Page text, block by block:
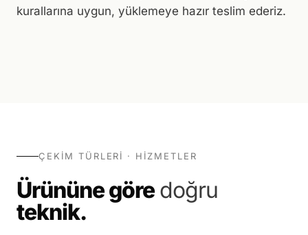
kurallarına uygun, yüklemeye hazır teslim ederiz.
ÇEKIM TÜRLERI · HIZMETLER
Ürününe göredoğru
teknik.